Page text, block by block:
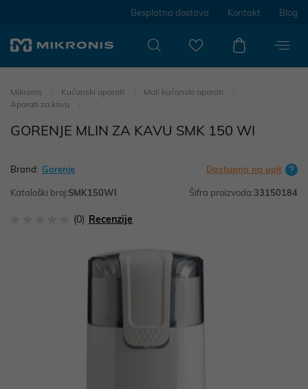
Besplatna dostava Kontakt Blog
Mikronis Kućanski aparati
Mali kućanski aparati
Aparati za kavu
GORENJE MLIN ZA KAVU SMK 150 WI
Brand: Gorenje Dostupno na upit
Kataloški broj:SMK150WI Šifra proizvoda:33150184
(0) Recenzije